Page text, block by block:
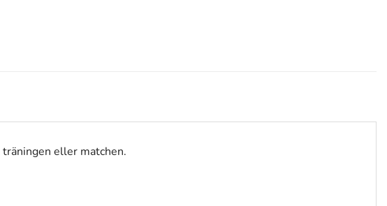
eller matchen.